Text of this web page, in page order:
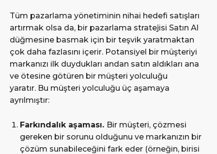
Tüm pazarlama yönetiminin nihai hedefi satışları
artırmak olsa da, bir pazarlama stratejisi Satın Al
düğmesine basmak için bir teşvik yaratmaktan
çok daha fazlasını içerir. Potansiyel bir müşteriyi
markanızı ilk duydukları andan satın aldıkları ana
ve ötesine götüren bir müşteri yolculuğu
yaratır. Bu müşteri yolculuğu üç aşamaya
ayrılmıştır:
Farkındalık aşaması. Bir müşteri, çözmesi
gereken bir sorunu olduğunu ve markanızın bir
çözüm sunabileceğini fark eder (örneğin, birisi